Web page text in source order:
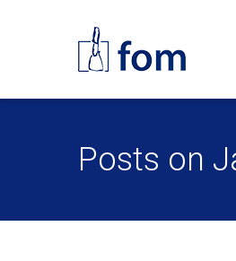
Posts on